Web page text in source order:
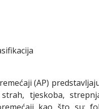
(AP)
tjeskoba,